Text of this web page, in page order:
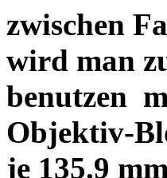
zwischen
wird man
benutzen
Objektiv-
je 135.9